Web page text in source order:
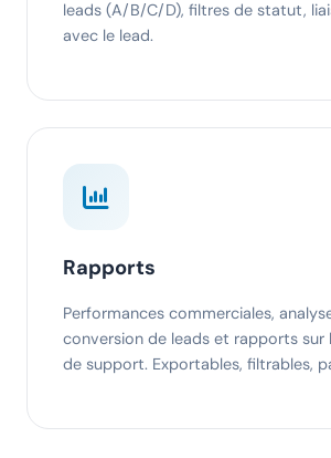
leads (A/B/C/D), filtres de statut,
avec le lead.
Rapports
Performances commerciales,
conversion de leads et rapports sur
de support. Exportables, filtrables,